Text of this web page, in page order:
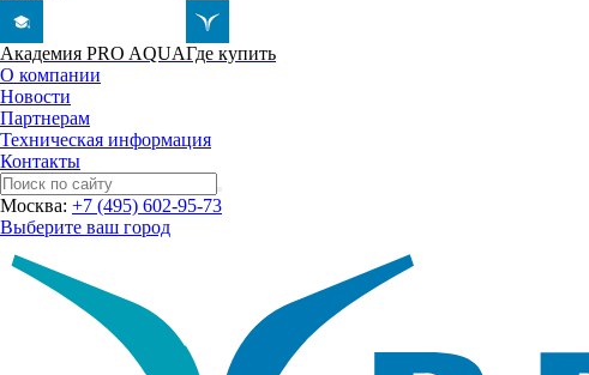
Академия PRO AQUAГде купить
О компании
Новости
Партнерам
Техническая информация
Контакты
Москва: +7 (495) 602-95-73
Выберите ваш город